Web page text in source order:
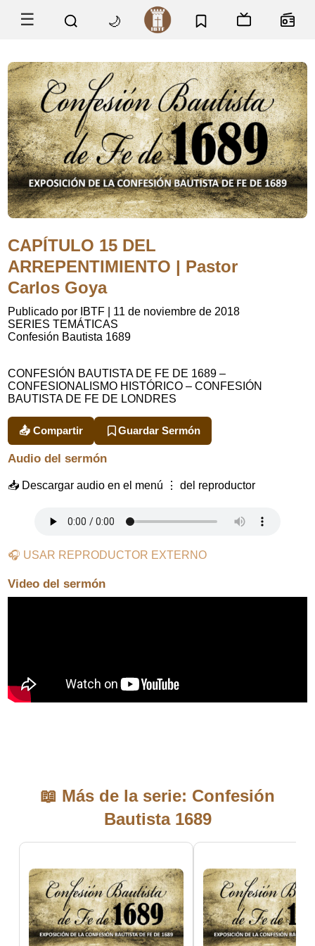
☰ 🌙
CAPÍTULO 15 DEL
ARREPENTIMIENTO | Pastor
Carlos Goya
Publicado por IBTF
11 de noviembre de 2018
SERIES TEMÁTICAS
Confesión Bautista 1689
CONFESIÓN BAUTISTA DE FE DE 1689 –
CONFESIONALISMO HISTÓRICO – CONFESIÓN
BAUTISTA DE FE DE LONDRES
📤 Compartir Guardar Sermón
Audio del sermón
📥 Descargar audio en el menú ⋮ del reproductor
🎧 USAR REPRODUCTOR EXTERNO
Video del sermón
📖 Más de la serie: Confesión
Bautista 1689